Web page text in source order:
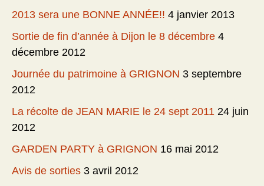
2013 sera une BONNE ANNÉE!! 4 janvier 2013
Sortie de fin d’année à Dijon le 8 décembre 4
décembre 2012
Journée du patrimoine à GRIGNON 3 septembre
2012
La récolte de JEAN MARIE le 24 sept 2011 24 juin
2012
GARDEN PARTY à GRIGNON 16 mai 2012
Avis de sorties 3 avril 2012